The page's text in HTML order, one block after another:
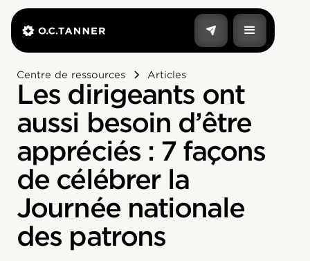
Centre de ressources Articles
Les dirigeants ont
aussi besoin d’être
appréciés : 7 façons
de célébrer la
Journée nationale
des patrons